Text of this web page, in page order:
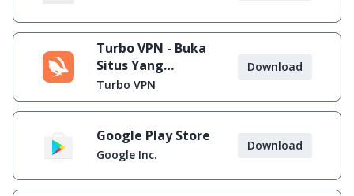
Turbo VPN - Buka
Situs Yang
Diblokir
Turbo VPN
Download
Google Play Store
Google Inc.
Download